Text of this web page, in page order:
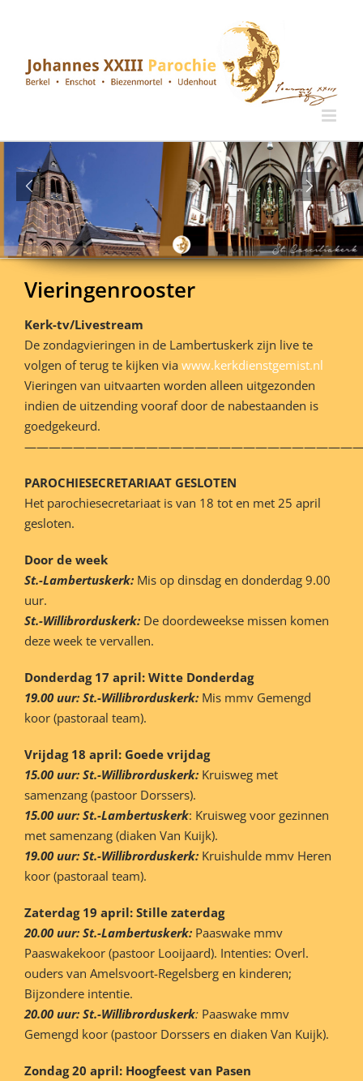
Vieringenrooster
Kerk-tv/Livestream
De zondagvieringen in de Lambertuskerk zijn live te
volgen of terug te kijken via www.kerkdienstgemist.nl
Vieringen van uitvaarten worden alleen uitgezonden
indien de uitzending vooraf door de nabestaanden is
goedgekeurd.
PAROCHIESECRETARIAAT GESLOTEN
Het parochiesecretariaat is van 18 tot en met 25 april
gesloten.
Door de week
St.-Lambertuskerk: Mis op dinsdag en donderdag 9.00
uur.
St.-Willibrorduskerk: De doordeweekse missen komen
deze week te vervallen.
Donderdag 17 april: Witte Donderdag
19.00 uur: St.-Willibrorduskerk: Mis mmv Gemengd
koor (pastoraal team).
Vrijdag 18 april: Goede vrijdag
15.00 uur: St.-Willibrorduskerk: Kruisweg met
samenzang (pastoor Dorssers).
15.00 uur: St.-Lambertuskerk: Kruisweg voor gezinnen
met samenzang (diaken Van Kuijk).
19.00 uur: St.-Willibrorduskerk: Kruishulde mmv Heren
koor (pastoraal team).
Zaterdag 19 april: Stille zaterdag
20.00 uur: St.-Lambertuskerk: Paaswake mmv
Paaswakekoor (pastoor Looijaard). Intenties: Overl.
ouders van Amelsvoort-Regelsberg en kinderen;
Bijzondere intentie.
20.00 uur: St.-Willibrorduskerk: Paaswake mmv
Gemengd koor (pastoor Dorssers en diaken Van Kuijk).
Zondag 20 april: Hoogfeest van Pasen